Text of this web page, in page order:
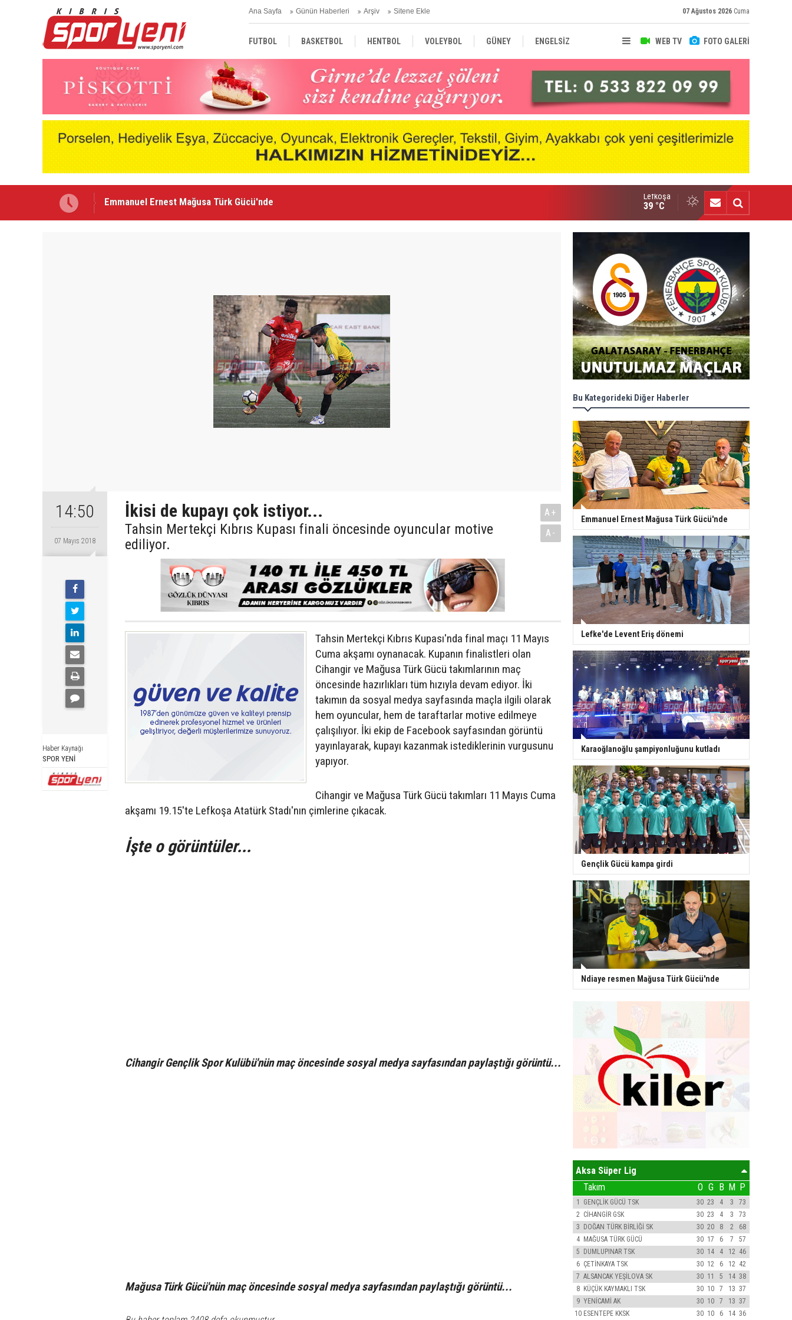
Ana Sayfa Günün Haberleri Arşiv Sitene Ekle 07 Ağustos 2026 Cuma
WEB TV FOTO GALERİ
FUTBOL BASKETBOL HENTBOL VOLEYBOL GÜNEY ENGELSİZ
TÜRKİYE AVRUPA DÜNYA
Nehir Deniz, Türkiye ikincisi
Lefkoşa
39 °C
14:50
07 Mayıs 2018
Haber Kaynağı
SPOR YENİ
İkisi de kupayı çok istiyor...
Tahsin Mertekçi Kıbrıs Kupası finali öncesinde oyuncular motive
ediliyor.
A+
A-
Tahsin Mertekçi Kıbrıs Kupası'nda final maçı 11 Mayıs
Cuma akşamı oynanacak. Kupanın finalistleri olan
Cihangir ve Mağusa Türk Gücü takımlarının maç
öncesinde hazırlıkları tüm hızıyla devam ediyor. İki
takımın da sosyal medya sayfasında maçla ilgili olarak
hem oyuncular, hem de taraftarlar motive edilmeye
çalışılıyor. İki ekip de Facebook sayfasından görüntü
yayınlayarak, kupayı kazanmak istediklerinin vurgusunu
yapıyor.
Cihangir ve Mağusa Türk Gücü takımları 11 Mayıs Cuma
akşamı 19.15'te Lefkoşa Atatürk Stadı'nın çimlerine çıkacak.
İşte o görüntüler...
Cihangir Gençlik Spor Kulübü'nün maç öncesinde sosyal medya sayfasından paylaştığı görüntü...
Mağusa Türk Gücü'nün maç öncesinde sosyal medya sayfasından paylaştığı görüntü...
Bu Kategorideki Diğer Haberler
Emmanuel Ernest Mağusa Türk Gücü'nde
Lefke'de Levent Eriş dönemi
Karaoğlanoğlu şampiyonluğunu kutladı
Gençlik Gücü kampa girdi
Ndiaye resmen Mağusa Türk Gücü'nde
Aksa Süper Lig
Takım O G B M P
1 GENÇLİK GÜCÜ TSK 30 23 4 3
73
2 CİHANGİR GSK 30 23 4 3
73
3 DOĞAN TÜRK BİRLİĞİ SK 30 20 8 2
68
4 MAĞUSA TÜRK GÜCÜ 30 17 6 7
57
5 DUMLUPINAR TSK 30 14 4 12 46
6 ÇETİNKAYA TSK 30 12 6 12 42
7 ALSANCAK YEŞİLOVA SK 30 11 5 14 38
8 KÜÇÜK KAYMAKLI TSK 30 10 7 13 37
9 YENİCAMİ AK 30 10 7 13 37
10 ESENTEPE KKSK 30 10 6 14 36